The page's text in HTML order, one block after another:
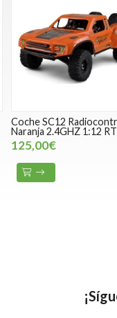
Hormigonera De
Radiocontrol
Arocs Esc 1:24